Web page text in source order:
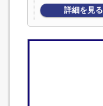
詳細を見る